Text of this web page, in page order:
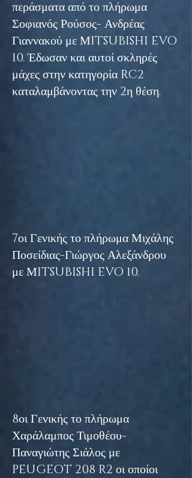
περάσματα από το πλήρωμα
Σοφιανός Ρούσος- Ανδρέας
Γιαννακού με ΜITSUBISHI EVO
10. Έδωσαν και αυτοί σκληρές
μάχες στην κατηγορία RC2
καταλαμβάνοντας την 2η θέση.
7οι Γενικής το πλήρωμα Μιχάλης
Ποσείδιας-Γιώργος Αλεξάνδρου
με ΜITSUBISHI EVO 10.
8οι Γενικής το πλήρωμα
Χαράλαμπος Τιμοθέου-
Παναγιώτης Σιάλος με
PEUGEOT 208 R2 οι οποίοι